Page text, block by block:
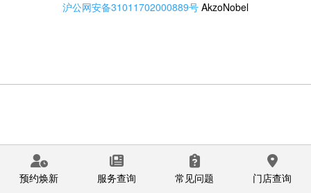
沪公网安备31011702000889号 AkzoNobel
预约焕新 服务查询 常见问题 门店查询